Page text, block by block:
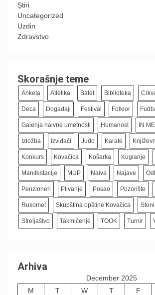
Știri
Uncategorized
Uzdin
Zdravstvo
Skorašnje teme
Anketa Atletika Balet Biblioteka
Deca Događaji Festival Folklor
Galerija naivne umetnosti Humanost IN
Izložba Izviđači Judo Karate
Konkurs Kovačica Košarka Kuglanje
Manifestacije MUP Naiva Najave
Penzioneri Plivanje Posao Pozorište
Rukomet Skupština opštine Kovačica
Streljaštvo Takmičenje TOOK Turnir
Arhiva
December 2025
M
T W T F